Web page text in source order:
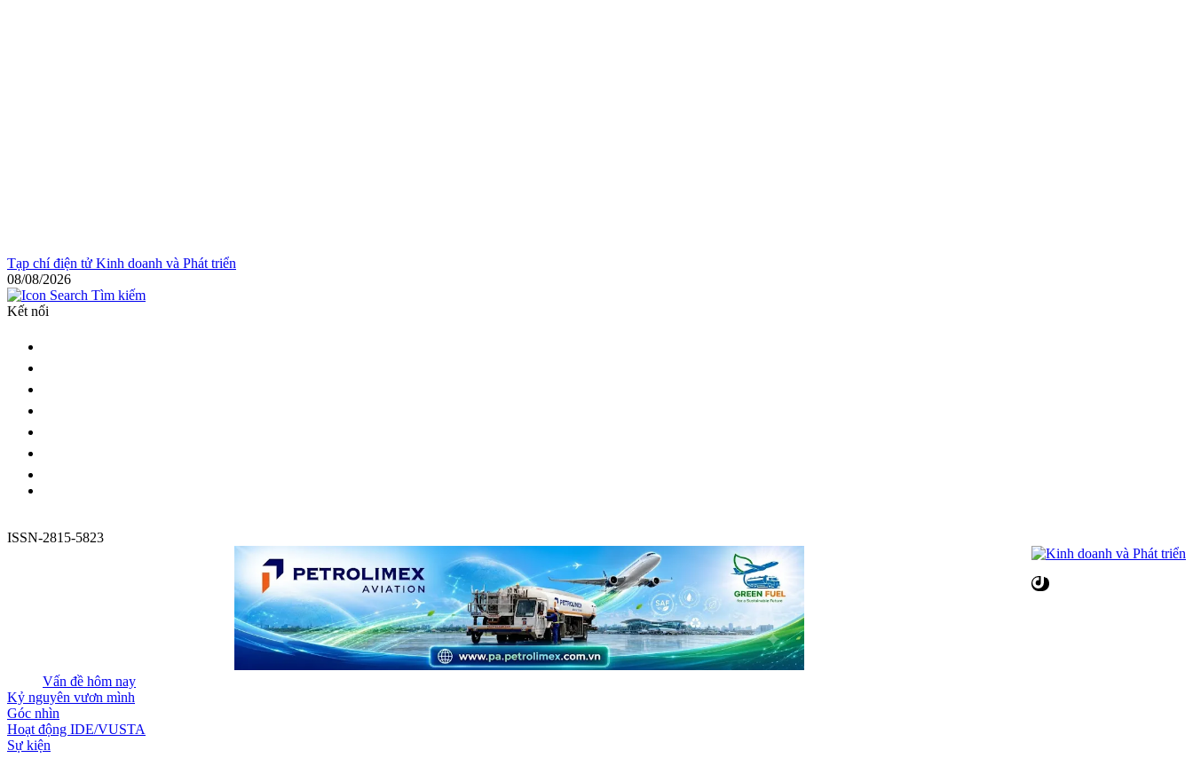
Tạp chí điện tử Kinh doanh và Phát triển
08/08/2026
Tìm kiếm
Kết nối
ISSN-2815-5823
Vấn đề hôm nay
Kỷ nguyên vươn mình
Góc nhìn
Hoạt động IDE/VUSTA
Sự kiện